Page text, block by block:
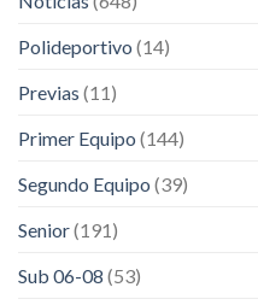
Polideportivo (14)
Previas (11)
Primer Equipo (144)
Segundo Equipo (39)
Senior(191)
Sub 06-08 (53)